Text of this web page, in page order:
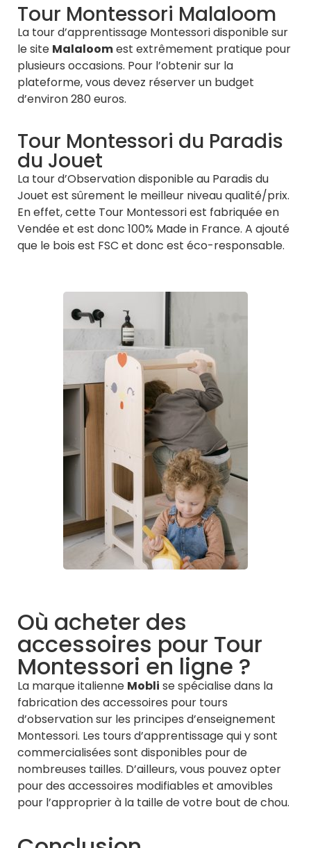
Tour Montessori Malaloom
La tour d’apprentissage Montessori disponible sur
le site Malaloomest extrêmement pratique pour
plusieurs occasions. Pour l’obtenir sur la
plateforme, vous devez réserver un budget
d’environ 280 euros.
Tour Montessori du Paradis
du Jouet
La tour d’Observation disponible au Paradis du
Jouet est sûrement le meilleur niveau qualité/prix.
En effet, cette Tour Montessori est fabriquée en
Vendée et est donc 100% Made in France. A ajouté
que le bois est FSC et donc est éco-responsable.
Où acheter des
accessoires pour Tour
Montessori en ligne ?
La marque italienne Mobli se spécialise dans la
fabrication des accessoires pour tours
d’observation sur les principes d’enseignement
Montessori. Les tours d’apprentissage qui y sont
commercialisées sont disponibles pour de
nombreuses tailles. D’ailleurs, vous pouvez opter
pour des accessoires modifiables et amovibles
pour l’approprier à la taille de votre bout de chou.